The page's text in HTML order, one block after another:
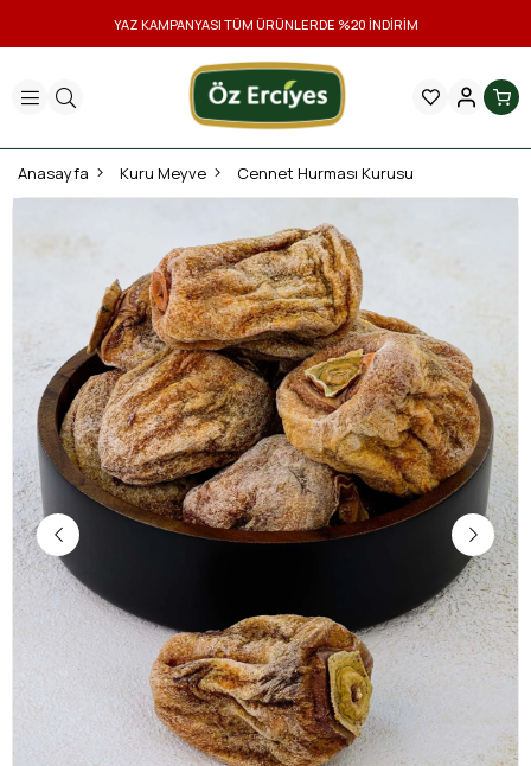
YAZ KAMPANYASI TÜM ÜRÜNLERDE %20 İNDİRİM
Anasayfa Kuru Meyve Cennet Hurması Kurusu